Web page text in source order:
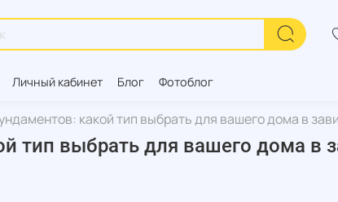
Личный кабинет Блог Фотоблог
какой тип выбрать для вашего дома в
тип выбрать для вашего дома в